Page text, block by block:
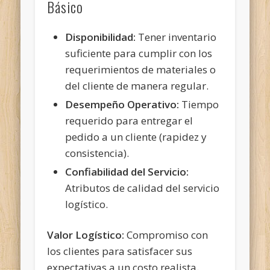
Básico
Disponibilidad: Tener inventario
suficiente para cumplir con los
requerimientos de materiales o
del cliente de manera regular.
Desempeño Operativo: Tiempo
requerido para entregar el
pedido a un cliente (rapidez y
consistencia).
Confiabilidad del Servicio:
Atributos de calidad del servicio
logístico.
Valor Logístico: Compromiso con
los clientes para satisfacer sus
expectativas a un costo realista.